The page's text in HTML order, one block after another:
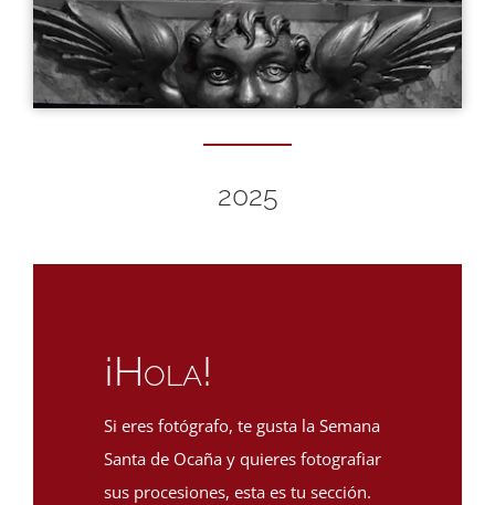
2025
¡Hola!
Si eres fotógrafo, te gusta la Semana
Santa de Ocaña y quieres fotografiar
sus procesiones, esta es tu sección.